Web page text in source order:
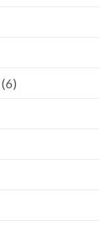
(6)